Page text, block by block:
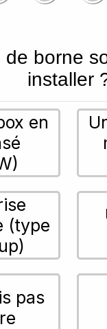
de borne
installer
en
(type
pas